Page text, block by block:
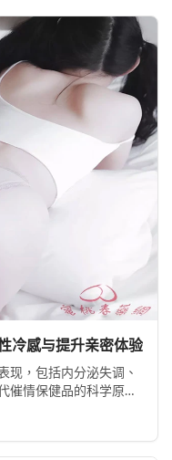
冷感与提升亲密体验
现，包括内分泌失调、
催情保健品的科学原